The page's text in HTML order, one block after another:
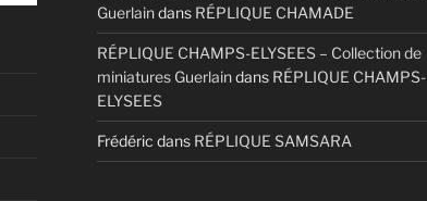
Guerlaindans RÉPLIQUE CHAMADE
RÉPLIQUE CHAMPS-ELYSEES – Collection de
miniatures Guerlaindans RÉPLIQUE CHAMPS-
ELYSEES
Frédéric dans RÉPLIQUE SAMSARA